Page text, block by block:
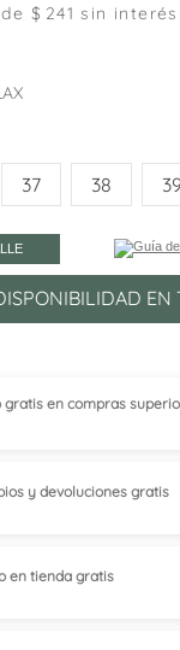
$ 241 sin interés
37 38 39
EN
gratis en compras
y devoluciones gratis
en tiendagratis